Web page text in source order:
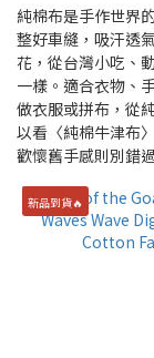
Range
(NT$)
~
Brand
韓國
純棉布是手作世界
整好車縫，吸汗透
花，從台灣小吃、
一樣。適合衣物、
做衣服或拼布，從
以看〈純棉牛津布
歡懷舊手感則別錯
新品到貨🔥